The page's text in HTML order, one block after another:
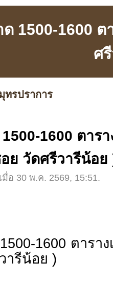
1500-1600
ศ
ทรปราการ
1600 ตาร
ย วัดศรีวารีน้อย
อ 30 พ.ค. 2569, 15:51.
1600 ตารา
ารีน้อย )